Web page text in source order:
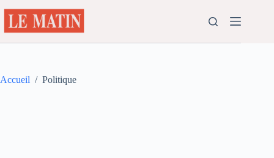
au
contenu
Accueil / Politique